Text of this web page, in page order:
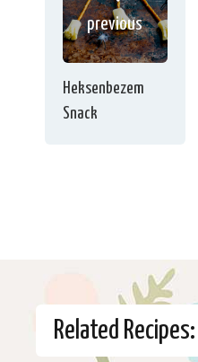
previous
Heksenbezem
Snack
Related Recipes: